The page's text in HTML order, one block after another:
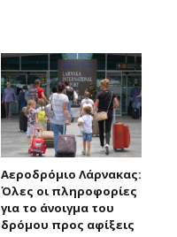
Αεροδρόμιο Λάρνακας:
Όλες οι πληροφορίες
για το άνοιγμα του
δρόμου προς αφίξεις